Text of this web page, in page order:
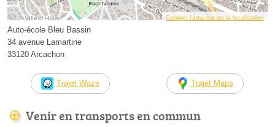
Corriger l’adresse ou la localisation
Auto-école Bleu Bassin
34 avenue Lamartine
33120 Arcachon
Trajet Waze Trajet Maps
Venir en transports en commun